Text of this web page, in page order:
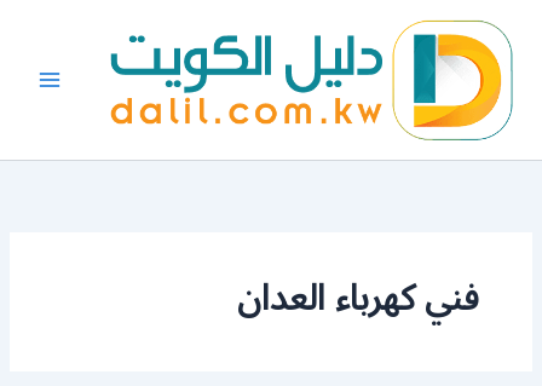
المحتوى
فني كهرباء العدان